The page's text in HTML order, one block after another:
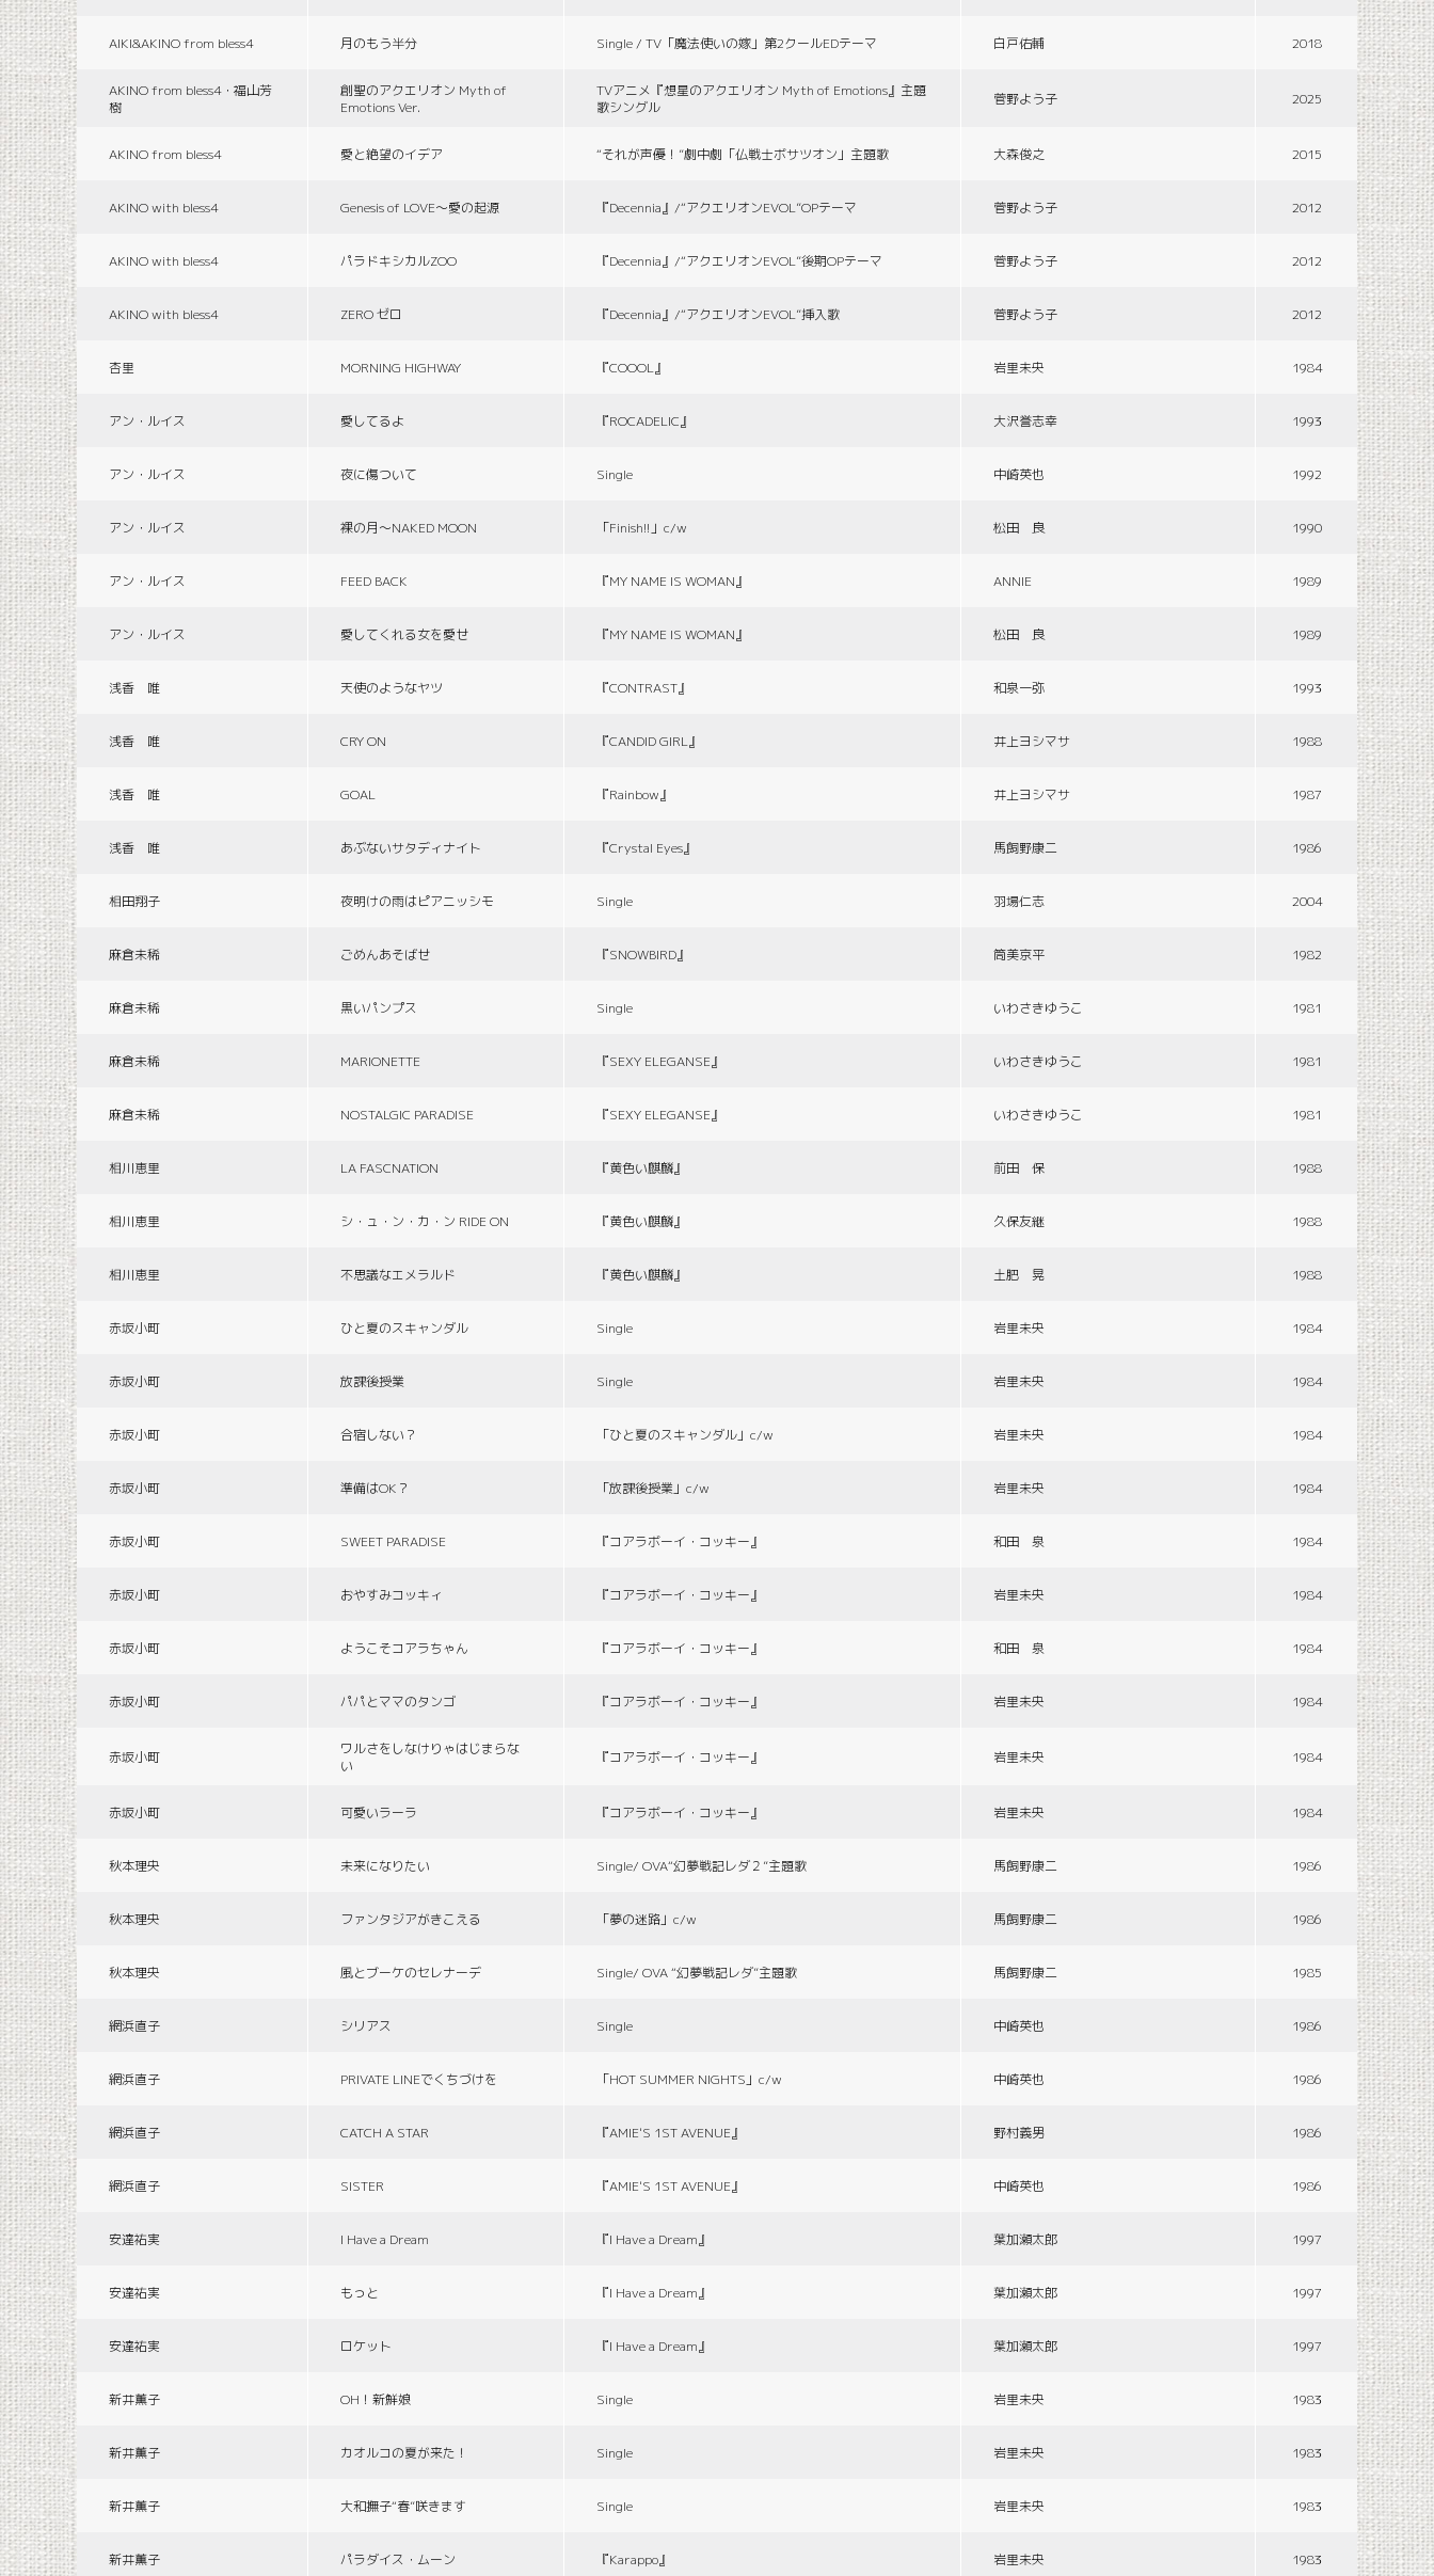
AIKI&AKINO from bless4 月のもう半分 Single / TV「魔法使いの嫁」第2クールEDテーマ 白戸佑輔 2018
AKINO from bless4・福山芳
樹
創聖のアクエリオン Myth of
Emotions Ver.
TVアニメ『想星のアクエリオン Myth of Emotions』主題
歌シングル
菅野よう子 2025
AKINO from bless4 愛と絶望のイデア “それが声優！”劇中劇「仏戦士ボサツオン」主題歌 大森俊之 2015
AKINO with bless4 Genesis of LOVE〜愛の起源 『Decennia』/“アクエリオンEVOL”OPテーマ 菅野よう子 2012
AKINO with bless4 パラドキシカルZOO 『Decennia』/“アクエリオンEVOL”後期OPテーマ 菅野よう子 2012
AKINO with bless4 ZERO ゼロ 『Decennia』/“アクエリオンEVOL”挿入歌 菅野よう子 2012
杏里 MORNING HIGHWAY 『COOOL』 岩里未央 1984
アン・ルイス 愛してるよ 『ROCADELIC』 大沢誉志幸 1993
アン・ルイス 夜に傷ついて Single 中崎英也 1992
アン・ルイス 裸の月〜NAKED MOON 「Finish!!」c/w 松田 良 1990
アン・ルイス FEED BACK 『MY NAME IS WOMAN』 ANNIE 1989
アン・ルイス 愛してくれる女を愛せ 『MY NAME IS WOMAN』 松田 良 1989
浅香 唯 天使のようなヤツ 『CONTRAST』 和泉一弥 1993
浅香 唯 CRY ON 『CANDID GIRL』 井上ヨシマサ 1988
浅香 唯 GOAL 『Rainbow』 井上ヨシマサ 1987
浅香 唯 あぶないサタディナイト 『Crystal Eyes』 馬飼野康二 1986
相田翔子 夜明けの雨はピアニッシモ Single 羽場仁志 2004
麻倉未稀 ごめんあそばせ 『SNOWBIRD』 筒美京平 1982
麻倉未稀 黒いパンプス Single いわさきゆうこ 1981
麻倉未稀 MARIONETTE 『SEXY ELEGANSE』 いわさきゆうこ 1981
麻倉未稀 NOSTALGIC PARADISE 『SEXY ELEGANSE』 いわさきゆうこ 1981
相川恵里 LA FASCNATION 『黄色い麒麟』 前田 保 1988
相川恵里 シ・ュ・ン・カ・ン RIDE ON 『黄色い麒麟』 久保友継 1988
相川恵里 不思議なエメラルド 『黄色い麒麟』 土肥 晃 1988
赤坂小町 ひと夏のスキャンダル Single 岩里未央 1984
赤坂小町 放課後授業 Single 岩里未央 1984
赤坂小町 合宿しない？ 「ひと夏のスキャンダル」c/w 岩里未央 1984
赤坂小町 準備はOK？ 「放課後授業」c/w 岩里未央 1984
赤坂小町 SWEET PARADISE 『コアラボーイ・コッキー』 和田 泉 1984
赤坂小町 おやすみコッキィ 『コアラボーイ・コッキー』 岩里未央 1984
赤坂小町 ようこそコアラちゃん 『コアラボーイ・コッキー』 和田 泉 1984
赤坂小町 パパとママのタンゴ 『コアラボーイ・コッキー』 岩里未央 1984
赤坂小町
ワルさをしなけりゃはじまらな
い
『コアラボーイ・コッキー』 岩里未央 1984
赤坂小町 可愛いラーラ 『コアラボーイ・コッキー』 岩里未央 1984
秋本理央 未来になりたい Single/ OVA“幻夢戦記レダ２”主題歌 馬飼野康二 1986
秋本理央 ファンタジアがきこえる 「夢の迷路」c/w 馬飼野康二 1986
秋本理央 風とブーケのセレナーデ Single/ OVA “幻夢戦記レダ”主題歌 馬飼野康二 1985
網浜直子 シリアス Single 中崎英也 1986
網浜直子 PRIVATE LINEでくちづけを 「HOT SUMMER NIGHTS」c/w 中崎英也 1986
網浜直子 CATCH A STAR 『AMIE'S 1ST AVENUE』 野村義男 1986
網浜直子 SISTER 『AMIE'S 1ST AVENUE』 中崎英也 1986
安達祐実 I Have a Dream 『I Have a Dream』 葉加瀬太郎 1997
安達祐実 もっと 『I Have a Dream』 葉加瀬太郎 1997
安達祐実 ロケット 『I Have a Dream』 葉加瀬太郎 1997
新井薫子 OH！新鮮娘 Single 岩里未央 1983
新井薫子 カオルコの夏が来た！ Single 岩里未央 1983
新井薫子 大和撫子“春”咲きます Single 岩里未央 1983
新井薫子 パラダイス・ムーン 『Karappo』 岩里未央 1983